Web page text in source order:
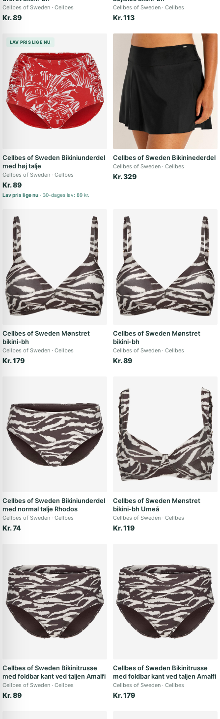
Cellbes of Sweden Cellbes
Kr. 89
Cellbes of Sweden Cellbes
Kr. 113
LAV PRIS LIGE NU
Cellbes of Sweden Bikiniunderdel
med høj talje
Cellbes of Sweden Cellbes
Kr. 89
Lav pris lige nu 30-dages lav: 89 kr.
Cellbes of Sweden Bikininederdel
Cellbes of Sweden Cellbes
Kr. 329
Cellbes of Sweden Mønstret
bikini-bh
Cellbes of Sweden Cellbes
Kr. 179
Cellbes of Sweden Mønstret
bikini-bh
Cellbes of Sweden Cellbes
Kr. 89
Cellbes of Sweden Bikiniunderdel
med normal talje Rhodos
Cellbes of Sweden Cellbes
Kr. 74
Cellbes of Sweden Mønstret
bikini-bh Umeå
Cellbes of Sweden Cellbes
Kr. 119
Cellbes of Sweden Bikinitrusse
med foldbar kant ved taljen Amalfi
Cellbes of Sweden Cellbes
Kr. 89
Cellbes of Sweden Bikinitrusse
med foldbar kant ved taljen Amalfi
Cellbes of Sweden Cellbes
Kr. 179